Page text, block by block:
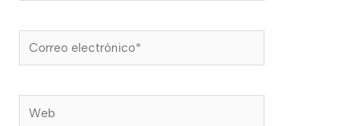
Correo
electrónico*
Web